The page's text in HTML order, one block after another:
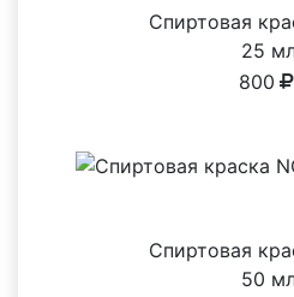
Спиртовая
25
800
Спиртовая
50